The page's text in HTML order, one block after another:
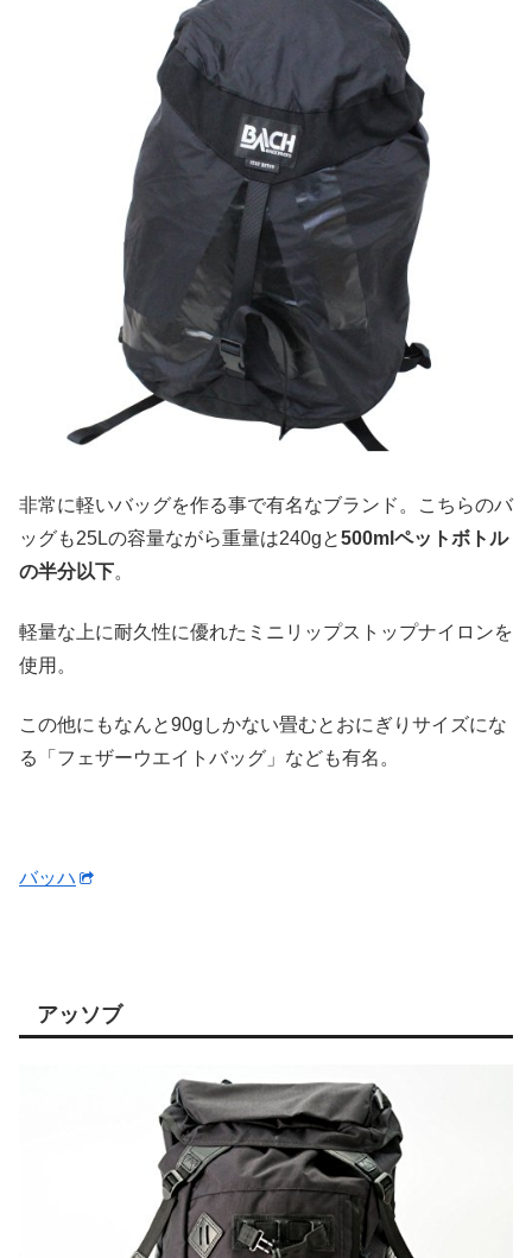
非常に軽いバッグを作る事で有名なブランド。こちらのバ
ッグも25Lの容量ながら重量は240gと500mlペットボトル
の半分以下。
軽量な上に耐久性に優れたミニリップストップナイロンを
使用。
この他にもなんと90gしかない畳むとおにぎりサイズにな
る「フェザーウエイトバッグ」なども有名。
バッハ
アッソブ